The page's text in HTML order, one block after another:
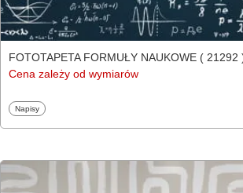
FOTOTAPETA FORMUŁY NAUKOWE ( 21292
Cena zależy od wymiarów
Fototapety
Napisy